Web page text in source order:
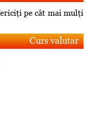
pe cât mai mulţi
Curs valutar